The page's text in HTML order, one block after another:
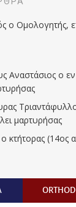
ο Ομολογητής,
Αναστάσιος ο εν
μαρτυρήσας
κτήτορας (14ος